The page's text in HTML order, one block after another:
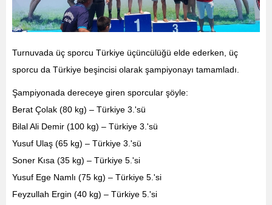
Turnuvada üç sporcu Türkiye üçüncülüğü elde ederken, üç
sporcu da Türkiye beşincisi olarak şampiyonayı tamamladı.
Şampiyonada dereceye giren sporcular şöyle:
Berat Çolak (80 kg) – Türkiye 3.'sü
Bilal Ali Demir (100 kg) – Türkiye 3.'sü
Yusuf Ulaş (65 kg) – Türkiye 3.'sü
Soner Kısa (35 kg) – Türkiye 5.'si
Yusuf Ege Namlı (75 kg) – Türkiye 5.'si
Feyzullah Ergin (40 kg) – Türkiye 5.'si